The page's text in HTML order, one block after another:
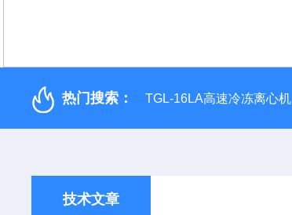
热门搜索： TGL-16LA高速冷冻离心机
技术文章